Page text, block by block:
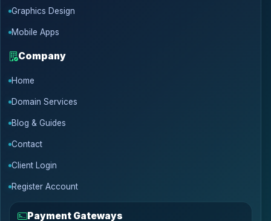
Graphics Design
Mobile Apps
Company
Home
Domain Services
Blog & Guides
Contact
Client Login
Register Account
Payment Gateways